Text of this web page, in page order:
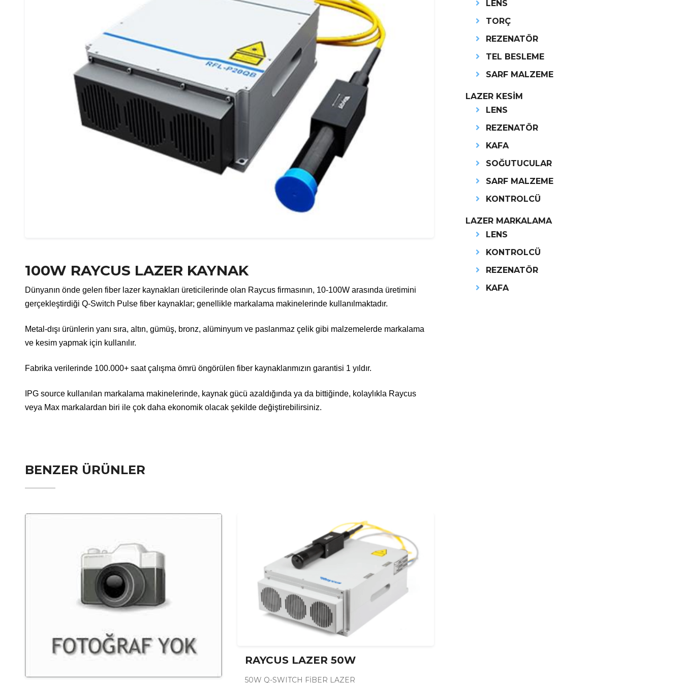
100W RAYCUS LAZER KAYNAK
Dünyanın önde gelen fiber lazer kaynakları üreticilerinde olan Raycus firmasının, 10-100W arasında üretimini
gerçekleştirdiği Q-Switch Pulse fiber kaynaklar; genellikle markalama makinelerinde kullanılmaktadır.
Metal-dışı ürünlerin yanı sıra, altın, gümüş, bronz, alüminyum ve paslanmaz çelik gibi malzemelerde markalama
ve kesim yapmak için kullanılır.
Fabrika verilerinde 100.000+ saat çalışma ömrü öngörülen fiber kaynaklarımızın garantisi 1 yıldır.
IPG source kullanılan markalama makinelerinde, kaynak gücü azaldığında ya da bittiğinde, kolaylıkla Raycus
veya Max markalardan biri ile çok daha ekonomik olacak şekilde değiştirebilirsiniz.
BENZER ÜRÜNLER
RAYCUS LAZER 50W
50W Q-SWITCH FİBER LAZER
LENS
TORÇ
REZENATÖR
TEL BESLEME
SARF MALZEME
LAZER KESİM
LENS
REZENATÖR
KAFA
SOĞUTUCULAR
SARF MALZEME
KONTROLCÜ
LAZER MARKALAMA
LENS
KONTROLCÜ
REZENATÖR
KAFA